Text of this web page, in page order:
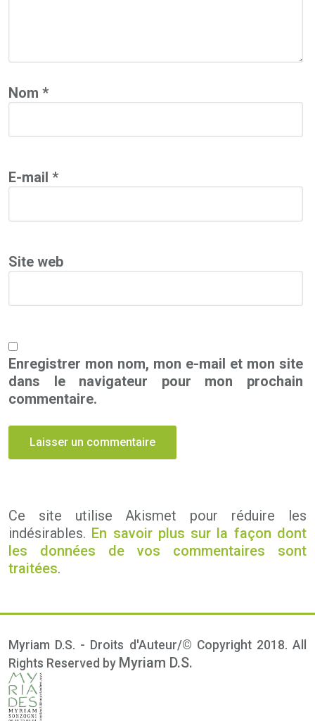
Nom *
E-mail *
Site web
Enregistrer mon nom, mon e-mail et mon site
dans le navigateur pour mon prochain
commentaire.
Ce site utilise Akismet pour réduire les
indésirables. En savoir plus sur la façon dont
les données de vos commentaires sont
traitées.
Myriam D.S. - Droits d'Auteur/© Copyright 2018. All
Rights Reserved by Myriam D.S.